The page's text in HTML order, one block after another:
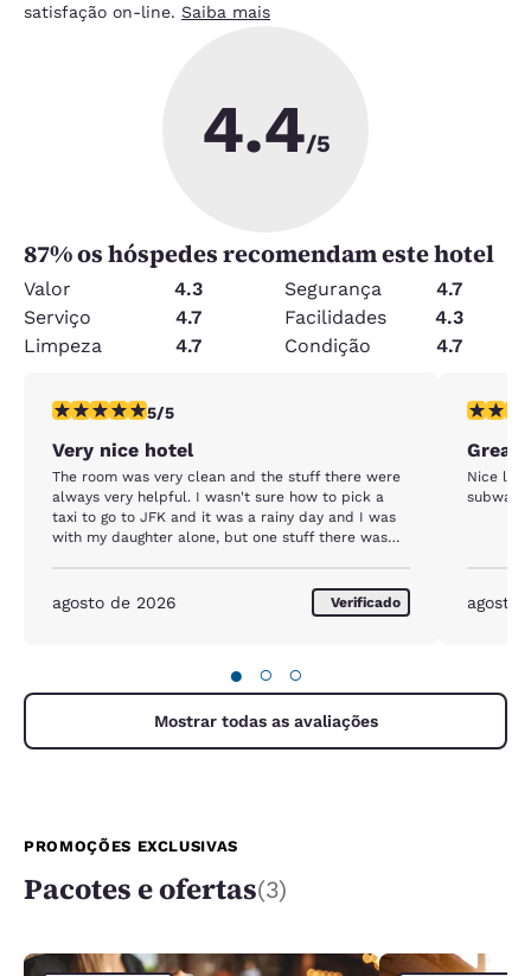
satisfação on-line. Saiba mais
4.4/5
87% os hóspedes recomendam este hotel
Valor 4.3 Segurança
4.7
Serviço
4.7 Facilidades
4.3
Limpeza
4.7 Condição 4.7
classificação 5 estrelas. Excepcional. 1 avaliação
5/5
Very nice hotel
The room was very clean and the stuff there were
always very helpful. I wasn't sure how to pick a
taxi to go to JFK and it was a rainy day and I was
with my daughter alone, but one stuff there was
supported. I will definitely come back to this hotel
when I visit NYC again! Thank you!
agosto de 2026 Verificado
Great
Nice
subway
agosto
● ○ ○
Mostrar todas as avaliações
PROMOÇÕES EXCLUSIVAS
Pacotes e ofertas(3)